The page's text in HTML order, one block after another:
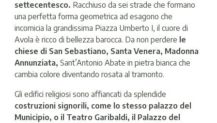
settecentesco. Racchiuso da sei strade che formano
una perfetta forma geometrica ad esagono che
incornicia la grandissima Piazza Umberto I, il cuore di
Avola è ricco di bellezza barocca. Da non perdere le
chiese di San Sebastiano, Santa Venera, Madonna
Annunziata, Sant’Antonio Abate in pietra bianca che
cambia colore diventando rosata al tramonto.
Gli edifici religiosi sono affiancati da splendide
costruzioni signorili, come lo stesso palazzo del
Municipio, o il Teatro Garibaldi, il Palazzo del